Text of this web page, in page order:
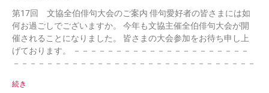
第17回 文協全伯俳句大会のご案内 俳句愛好者の皆さまには如
何お過ごしでございますか。 今年も文協主催全伯俳句大会が開
催されることになりました。 皆さまの大会参加をお待ち申し上
げております。 －－－－－－－－－－－－－－－－－－－－－
－－－－－－－－－－－－－－－－－－－－－－－－－－－－－
続き